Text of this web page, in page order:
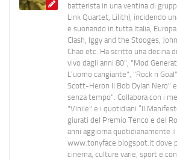
batterista in una ventina di
Link Quartet, Lilith), incidendo
e suonando in tutta Italia,
Clash, Iggy and the Stooges,
Chao etc. Ha scritto una decina
vivo dagli anni 80", "Mod
L’uomo cangiante", "Rock n
Scott-Heron Il Bob Dylan Nero"
senza tempo". Collabora con i
"Vinile" e i quotidiani “Il
giurati del Premio Tenco e del
anni aggiorna quotidianamente
www.tonyface.blogspot.it dove
cinema, culture varie, sport e